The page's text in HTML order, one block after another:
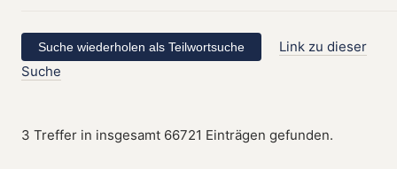
Link zu dieser
Suche
3 Treffer in insgesamt 66721 Einträgen gefunden.